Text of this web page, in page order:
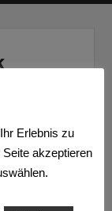
Erlebnis zu
akzeptieren